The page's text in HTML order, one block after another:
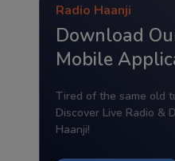
Radio Haanji
Download
Mobile
Tired of the same old
Discover Live Radio &
Haanji!